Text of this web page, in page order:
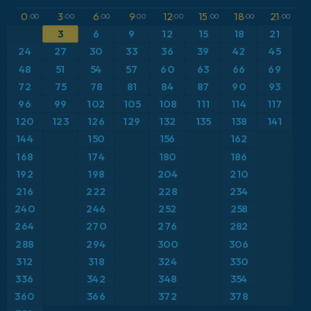
ICON Alemania 2 km
Caribe
Escandinavia
Estados Unidos
Europa
Francia
Grecia
Islandia
Anomalía de temperatura a 2 m
Anomalía de temperatura a 850 hPa
CAPE
Precipitación, nubes y presión
Profundidad de nieve
Punto de rocío a 2 m
Ráfagas de Viento Máximas
Ráfagas de viento
0 :00 3:00 6:00 9:00 12:00 15 :00 18:00 21:00
3 6 9 12 15 18
21
24
27 30 33 36 39 42 45
48 51 54 57 60 63 66 69
72 75 78 81 84 87 90
93
96
99 102 105 108 111 114 117
120 123 126 129 132 135 138 141
144 150 156
162
168
174 180
186
192
198 204
210
216
222 228 234
240 246 252 258
264 270 276
282
288
294 300
306
312
318 324
330
336
342 348 354
360 366 372 378